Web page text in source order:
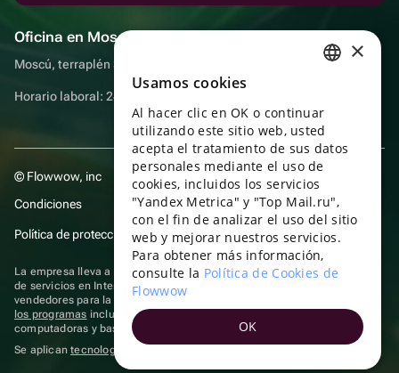
Oficina en Moscú
Moscú, terraplén Sadovnicheskaya, 9, sala 2/3
Horario laboral: 24 horas
© Flowwow, inc
Condiciones
Política de protección y privacidad de datos
La empresa lleva a cabo su actividad en el ámbito de las TI: prestación
de servicios en Internet para la publicación de ofertas (anuncios) de
vendedores para la venta de artículos. Acceder a la
los programas incluidos en el registro de programas rusos para
computadoras y bases de datos.
Se aplicantecnologías de recomendación
ENGLISH
UKRAINIAN
PORTUGUESE
SPANISH
HUNGARIAN
ITALIAN
×
Usamos cookies
Al hacer clic en OK o continuar
utilizando este sitio web, usted
acepta el tratamiento de sus datos
personales mediante el uso de
cookies, incluidos los servicios
"Yandex Metrica" y "Top Mail.ru",
con el fin de analizar el uso del sitio
web y mejorar nuestros servicios.
Para obtener más información,
consulte la Política de Cookies de
Flowwow
OK